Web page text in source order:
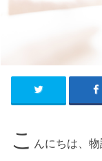
こ んにちは、